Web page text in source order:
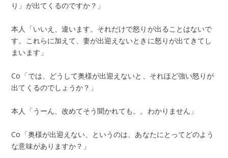
り」が出てくるのですか？」
本人「いいえ、違います。それだけで怒りが出ることはないで
す。これらに加えて、妻が出迎えないときに怒りが出てきてし
まいます」
Co「では、どうして奥様が出迎えないと、それほど強い怒りが
出てくるのでしょうか？」
本人「うーん、改めてそう聞かれても。。わかりません」
Co「奥様が出迎えない、というのは、あなたにとってどのよう
な意味がありますか？」